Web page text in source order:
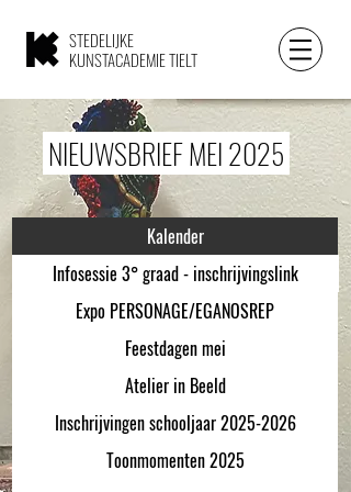
STEDELIJKE
KUNSTACADEMIE TIELT
NIEUWSBRIEF MEI 2025
Kalender
Infosessie 3° graad - inschrijvingslink
Expo PERSONAGE/EGANOSREP
Feestdagen mei
Atelier in Beeld
Inschrijvingen schooljaar 2025-2026
Toonmomenten 2025